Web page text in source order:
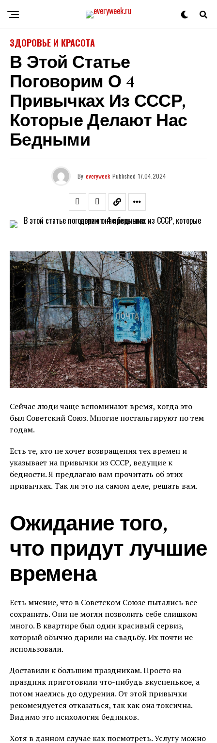
ЗДОРОВЬЕ И КРАСОТА
В Этой Статье
Поговорим О 4
Привычках Из СССР,
Которые Делают Нас
Бедными
By everyweek Published 17.04.2024
Сейчас люди чаще вспоминают время, когда это
был Советский Союз. Многие ностальгируют по тем
годам.
Есть те, кто не хочет возвращения тех времен и
указывает на привычки из СССР, ведущие к
бедности. Я предлагаю вам прочитать об этих
привычках. Так ли это на самом деле, решать вам.
Ожидание того,
что придут лучшие
времена
Есть мнение, что в Советском Союзе пытались все
сохранить. Они не могли позволить себе слишком
много. В квартире был один красивый сервиз,
который обычно дарили на свадьбу. Их почти не
использовали.
Доставили к большим праздникам. Просто на
праздник приготовили что-нибудь вкусненькое, а
потом наелись до одурения. От этой привычки
рекомендуется отказаться, так как она токсична.
Видимо это психология бедняков.
Хотя в данном случае как посмотреть. Услугу можно